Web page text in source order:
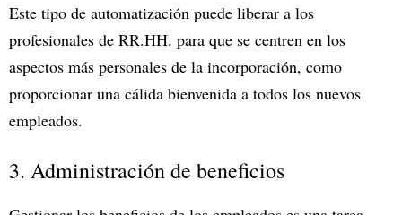
Este tipo de automatización puede liberar a los
profesionales de RR.HH. para que se centren en los
aspectos más personales de la incorporación, como
proporcionar una cálida bienvenida a todos los nuevos
empleados.
3. Administración de beneficios